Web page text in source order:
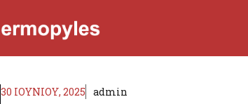
30 ΙΟΥΝΊΟΥ, 2025 admin